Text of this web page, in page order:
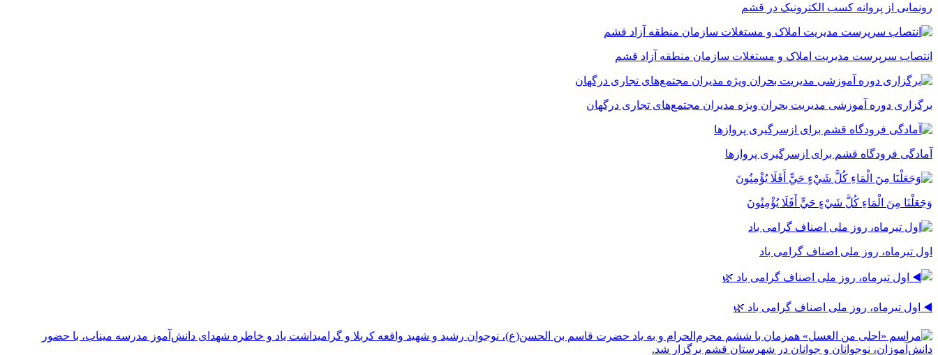
رونمایی از پروانه کسب الکترونیک در قشم
انتصاب سرپرست مدیریت املاک و مستغلات سازمان منطقه آزاد قشم
برگزاری دوره آموزشی مدیریت بحران ویژه مدیران مجتمع‌های تجاری درگهان
آمادگی فرودگاه قشم برای ازسرگیری پروازها
وَجَعَلْنَا مِنَ الْمَاءِ كُلَّ شَيْءٍ حَيٍّ أَفَلَا يُؤْمِنُونَ
اول تیرماه، روز ملی اصناف گرامی باد
◀️ اول تیرماه، روز ملی اصناف گرامی باد 🌿